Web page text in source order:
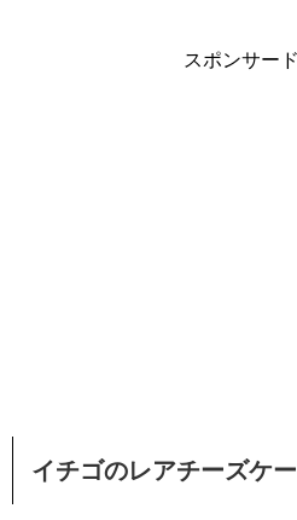
スポンサー
イチゴのレアチーズケ